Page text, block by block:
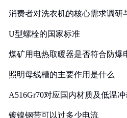
消费者对洗衣机的核心需求调研
U型螺栓的国家标准
煤矿用电热取暖器是否符合防爆
照明母线槽的主要作用是什么
A516Gr70对应国内材质及低温
镀镍钢带可以过多少电流